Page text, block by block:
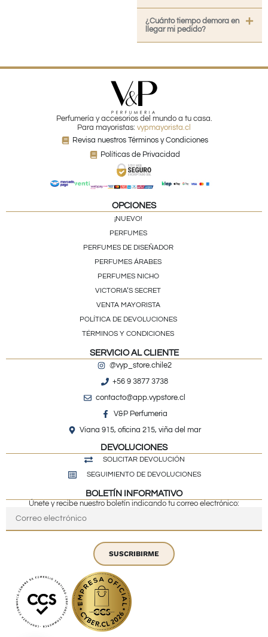
¿Cuánto tiempo demora en
llegar mi pedido?
Perfumería y accesorios del mundo a tu casa.
Para mayoristas: vypmayorista.cl
Revisa nuestros Términos y Condiciones
Políticas de Privacidad
OPCIONES
¡NUEVO!
PERFUMES
PERFUMES DE DISEÑADOR
PERFUMES ÁRABES
PERFUMES NICHO
VICTORIA’S SECRET
VENTA MAYORISTA
POLÍTICA DE DEVOLUCIONES
TÉRMINOS Y CONDICIONES
SERVICIO AL CLIENTE
@vyp_store.chile2
+56 9 3877 3738
contacto@app.vypstore.cl
V&P Perfumeria
Viana 915, oficina 215, viña del mar
DEVOLUCIONES
SOLICITAR DEVOLUCIÓN
SEGUIMIENTO DE DEVOLUCIONES
BOLETÍN INFORMATIVO
Únete y recibe nuestro boletín indicando tu correo electrónico:
SUSCRIBIRME